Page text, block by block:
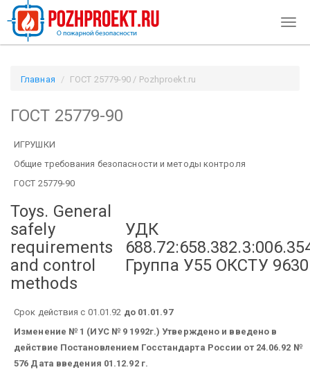
Главная ГОСТ 25779-90 / Pozhproekt.ru
ГОСТ 25779-90
ИГРУШКИ
Общие требования безопасности и методы контроля
ГОСТ 25779-90
Toys. General
safely
requirements
and control
methods
УДК
Группа У55 ОКСТУ 9630
Срок действия с 01.01.92 до 01.01.97
Изменение № 1 (ИУС № 9 1992г.) Утверждено и введено в
действие Постановлением Госстандарта России от 24.06.92 №
576 Дата введения 01.12.92 г.